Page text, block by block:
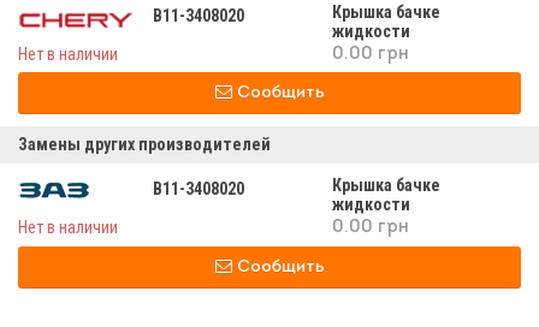
B11-3408020
Крышка бачке
жидкости
гидроусилителя в11-
3408020
Нет в наличии 0.00 грн
Сообщить
Замены других производителей
B11-3408020
Крышка бачке
жидкости
гидроусилителя в11-
3408020
Нет в наличии 0.00 грн
Сообщить